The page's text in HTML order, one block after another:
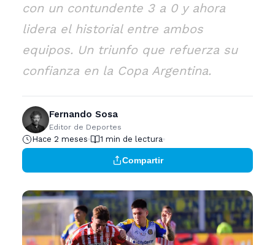
con un contundente 3 a 0 y ahora
lidera el historial entre ambos
equipos. Un triunfo que refuerza su
confianza en la Copa Argentina.
Fernando Sosa
Editor de Deportes
Hace 2 meses 1 min de lectura
Compartir